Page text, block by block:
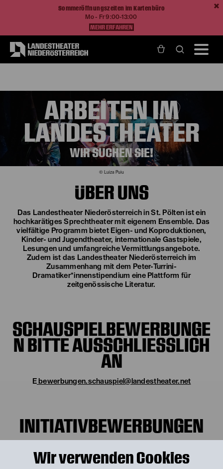
Wir verwenden Cookies
Sommeröffnungszeiten im Kartenbüro
Mo - Fr 9:00-13:00
MEHR ERFAHREN
ARBEITEN IM
LANDESTHEATER
WIR SUCHEN SIE!
© Luiza Puiu
ÜBER UNS
Das Landestheater Niederösterreich in St. Pölten ist ein
hochkarätiges Sprechtheater mit eigenem Ensemble. Das
vielfältige Programm bietet Eigen- und Koproduktionen,
Kinder- und Jugendtheater, internationale Gastspiele,
Lesungen und umfangreiche Vermittlungsangebote.
Zudem ist das Landestheater Niederösterreich im
Zusammenhang mit dem Peter-Turrini-
Dramatiker*innenstipendium eine Plattform für
zeitgenössische Literatur.
SCHAUSPIELBEWERBUNGE
N BITTE AUSSCHLIESSLICH A
N
Ebewerbungen.schauspiel@landestheater.net
INITIATIVBEWERBUNGEN
die Niederösterreich Kulturwirtschaft, Interesse an
aussagekräftigen und interessanten